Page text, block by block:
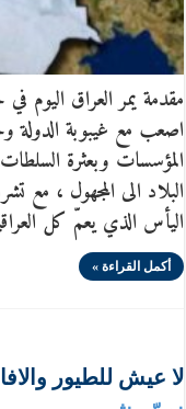
مقدمة يمر العراق اليوم
اصعب مع غيبوبة الدولة
المؤسسات وبعثرة
البلاد الى المجهول ، مع
اليأس الذي يعمّ كل
أكمل القراءة »
لا عيش للطيور